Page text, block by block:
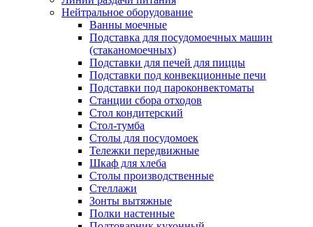
Нейтральное оборудование
Ванны моечные
Подставка для посудомоечных машин
(стаканомоечных)
Подставки для печей для пиццы
Подставки под конвекционные печи
Подставки под пароконвектоматы
Станции сбора отходов
Стол кондитерский
Стол-тумба
Столы для посудомоек
Тележки передвижные
Шкаф для хлеба
Столы производственные
Стеллажи
Зонты вытяжные
Полки настенные